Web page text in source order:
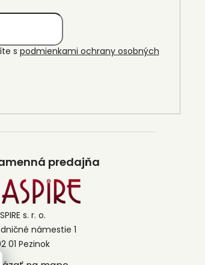
s podmienkami ochrany osobných
predajňa
s. r. o.
námestie 1
01 Pezinok